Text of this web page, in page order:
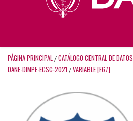
PÁGINA PRINCIPAL / CATÁLOGO CENTRAL DE DATOS
DANE-DIMPE-ECSC-2021 / VARIABLE [F67]